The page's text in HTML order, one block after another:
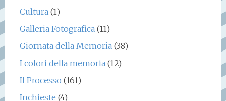
Cultura(1)
Galleria Fotografica(11)
Giornata della Memoria(38)
I colori della memoria(12)
Il Processo (161)
Inchieste (4)